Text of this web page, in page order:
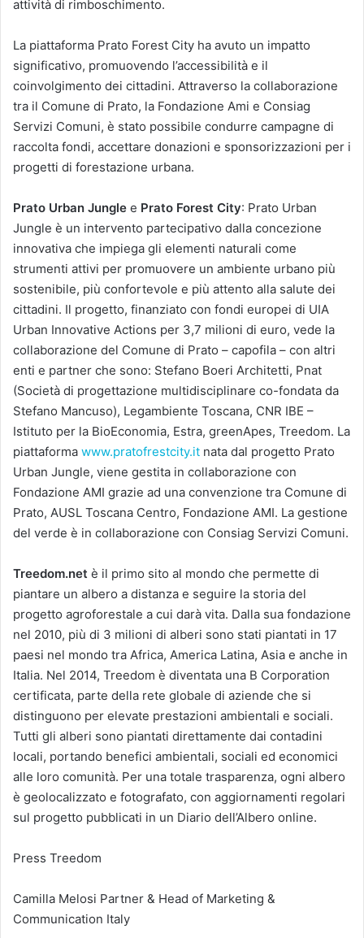
attività di rimboschimento.
La piattaforma Prato Forest City ha avuto un impatto
significativo, promuovendo l’accessibilità e il
coinvolgimento dei cittadini. Attraverso la collaborazione
tra il Comune di Prato, la Fondazione Ami e Consiag
Servizi Comuni, è stato possibile condurre campagne di
raccolta fondi, accettare donazioni e sponsorizzazioni per i
progetti di forestazione urbana.
Prato Urban Jungle e Prato Forest City: Prato Urban
Jungle è un intervento partecipativo dalla concezione
innovativa che impiega gli elementi naturali come
strumenti attivi per promuovere un ambiente urbano più
sostenibile, più confortevole e più attento alla salute dei
cittadini. Il progetto, finanziato con fondi europei di UIA
Urban Innovative Actions per 3,7 milioni di euro, vede la
collaborazione del Comune di Prato – capofila – con altri
enti e partner che sono: Stefano Boeri Architetti, Pnat
(Società di progettazione multidisciplinare co-fondata da
Stefano Mancuso), Legambiente Toscana, CNR IBE –
Istituto per la BioEconomia, Estra, greenApes, Treedom. La
piattaforma www.pratofrestcity.it nata dal progetto Prato
Urban Jungle, viene gestita in collaborazione con
Fondazione AMI grazie ad una convenzione tra Comune di
Prato, AUSL Toscana Centro, Fondazione AMI. La gestione
del verde è in collaborazione con Consiag Servizi Comuni.
Treedom.net è il primo sito al mondo che permette di
piantare un albero a distanza e seguire la storia del
progetto agroforestale a cui darà vita. Dalla sua fondazione
nel 2010, più di 3 milioni di alberi sono stati piantati in 17
paesi nel mondo tra Africa, America Latina, Asia e anche in
Italia. Nel 2014, Treedom è diventata una B Corporation
certificata, parte della rete globale di aziende che si
distinguono per elevate prestazioni ambientali e sociali.
Tutti gli alberi sono piantati direttamente dai contadini
locali, portando benefici ambientali, sociali ed economici
alle loro comunità. Per una totale trasparenza, ogni albero
è geolocalizzato e fotografato, con aggiornamenti regolari
sul progetto pubblicati in un Diario dell’Albero online.
Press Treedom
Camilla Melosi Partner & Head of Marketing &
Communication Italy